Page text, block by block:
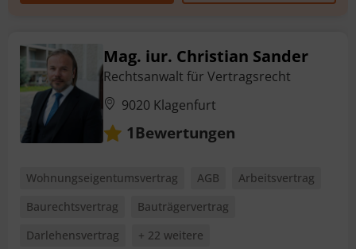
Mag. iur. Christian Sander
Rechtsanwalt für Vertragsrecht
9020 Klagenfurt
1Bewertungen
Wohnungseigentumsvertrag AGB
Arbeitsvertrag
Baurechtsvertrag
Bauträgervertrag
Darlehensvertrag
+ 22 weitere